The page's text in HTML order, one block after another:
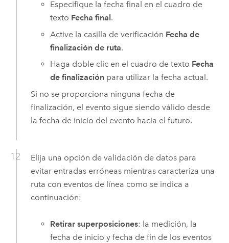
Especifique la fecha final en el cuadro de
texto Fecha final .
Active la casilla de verificación Fecha de
finalización de ruta.
Haga doble clic en el cuadro de texto Fecha
de finalización para utilizar la fecha actual.
Si no se proporciona ninguna fecha de
finalización, el evento sigue siendo válido desde
la fecha de inicio del evento hacia el futuro.
Elija una opción de validación de datos para
evitar entradas erróneas mientras caracteriza una
ruta con eventos de línea como se indica a
continuación:
Retirar superposiciones: la medición, la
fecha de inicio y fecha de fin de los eventos